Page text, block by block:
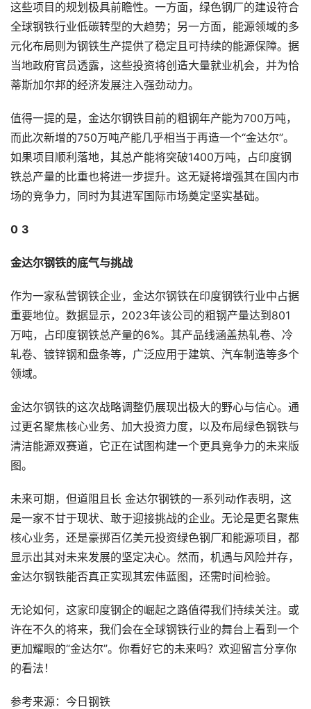
这些项目的规划极具前瞻性。一方面，绿色钢厂的建设符合
全球钢铁行业低碳转型的大趋势；另一方面，能源领域的多
元化布局则为钢铁生产提供了稳定且可持续的能源保障。据
当地政府官员透露，这些投资将创造大量就业机会，并为恰
蒂斯加尔邦的经济发展注入强劲动力。
值得一提的是，金达尔钢铁目前的粗钢年产能为700万吨，
而此次新增的750万吨产能几乎相当于再造一个“金达尔”。
如果项目顺利落地，其总产能将突破1400万吨，占印度钢
铁总产量的比重也将进一步提升。这无疑将增强其在国内市
场的竞争力，同时为其进军国际市场奠定坚实基础。
0 3
金达尔钢铁的底气与挑战
作为一家私营钢铁企业，金达尔钢铁在印度钢铁行业中占据
重要地位。数据显示，2023年该公司的粗钢产量达到801
万吨，占印度钢铁总产量的6%。其产品线涵盖热轧卷、冷
轧卷、镀锌钢和盘条等，广泛应用于建筑、汽车制造等多个
领域。
金达尔钢铁的这次战略调整仍展现出极大的野心与信心。通
过更名聚焦核心业务、加大投资力度，以及布局绿色钢铁与
清洁能源双赛道，它正在试图构建一个更具竞争力的未来版
图。
未来可期，但道阻且长 金达尔钢铁的一系列动作表明，这
是一家不甘于现状、敢于迎接挑战的企业。无论是更名聚焦
核心业务，还是豪掷百亿美元投资绿色钢厂和能源项目，都
显示出其对未来发展的坚定决心。然而，机遇与风险并存，
金达尔钢铁能否真正实现其宏伟蓝图，还需时间检验。
无论如何，这家印度钢企的崛起之路值得我们持续关注。或
许在不久的将来，我们会在全球钢铁行业的舞台上看到一个
更加耀眼的“金达尔”。你看好它的未来吗？欢迎留言分享你
的看法！
参考来源：今日钢铁